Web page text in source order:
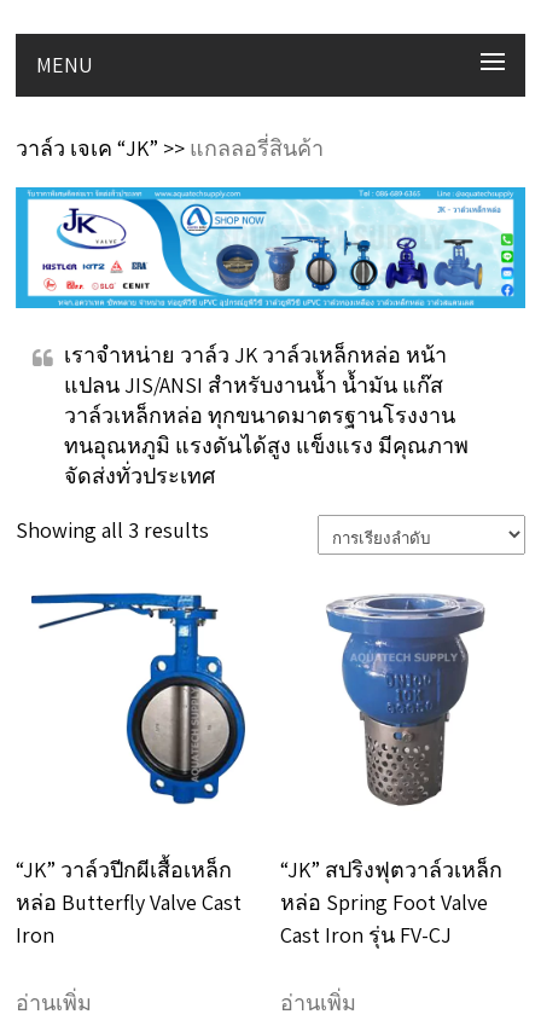
MENU
วาล์ว เจเค “JK” >> แกลลอรี่สินค้า
เราจำหน่าย วาล์ว JK วาล์วเหล็กหล่อ หน้า
แปลน JIS/ANSI สำหรับงานน้ำ น้ำมัน แก๊ส
วาล์วเหล็กหล่อ ทุกขนาดมาตรฐานโรงงาน
ทนอุณหภูมิ แรงดันได้สูง แข็งแรง มีคุณภาพ
จัดส่งทั่วประเทศ
Showing all 3 results
“JK” วาล์วปีกผีเสื้อเหล็ก
หล่อ Butterfly Valve Cast
Iron
อ่านเพิ่ม
“JK” สปริงฟุตวาล์วเหล็ก
หล่อ Spring Foot Valve
Cast Iron รุ่น FV-CJ
อ่านเพิ่ม